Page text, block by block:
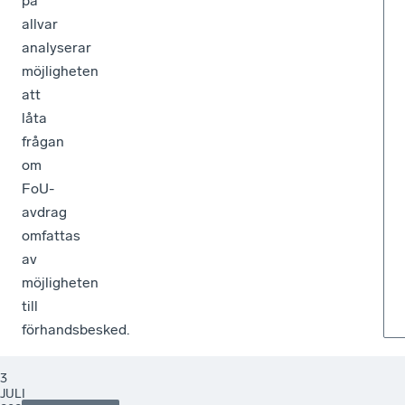
allvar
analyserar
möjligheten
att
låta
frågan
om
FoU-
avdrag
omfattas
av
möjligheten
till
förhandsbesked.
3
JULI